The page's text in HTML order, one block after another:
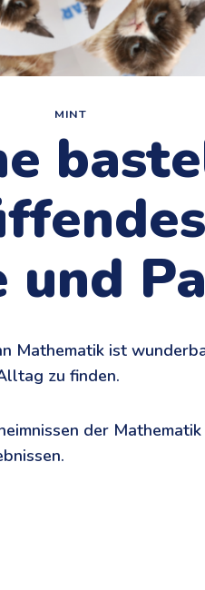
MINT
und
Mathematik ist
zu finden.
der